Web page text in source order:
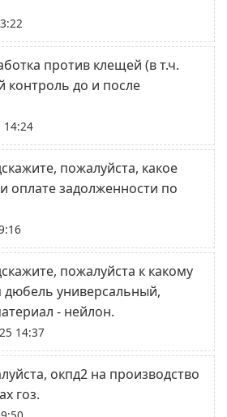
против клещей (в т.ч.
контроль до и после
пожалуйста, какое
оплате задолженности по
пожалуйста к какому
универсальный,
- нейлон.
14:37
окпд2 на производство
гоз.